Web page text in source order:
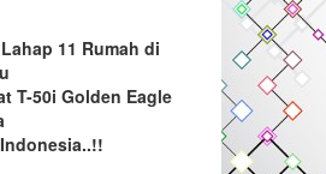
11 Rumah di
T-50i Golden Eagle